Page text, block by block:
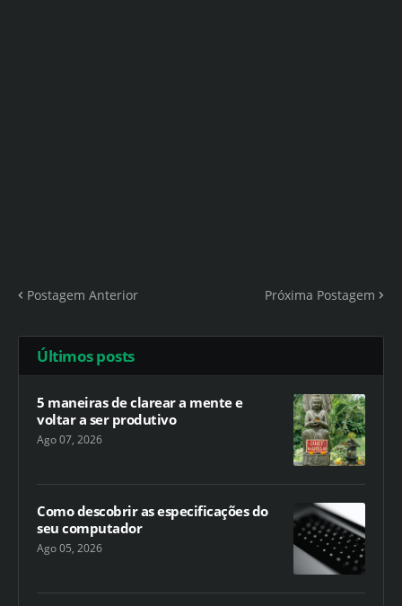
Postagem Anterior Próxima Postagem
Últimos posts
5 maneiras de clarear a mente e
voltar a ser produtivo
Ago 07, 2026
Como descobrir as especificações do
seu computador
Ago 05, 2026